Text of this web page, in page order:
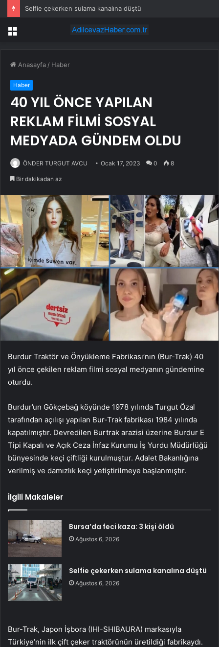
Selfie çekerken sulama kanalına düştü
Menü
Anasayfa / Haber
Haber
40 YIL ÖNCE YAPILAN
REKLAM FİLMİ SOSYAL
MEDYADA GÜNDEM OLDU
ÖNDER TURGUT AVCU Ocak 17, 2023 0 8
Bir dakikadan az
Burdur Traktör ve Önyükleme Fabrikası’nın (Bur-Trak) 40
yıl önce çekilen reklam filmi sosyal medyanın gündemine
oturdu.
Burdur’un Gökçebağ köyünde 1978 yılında Turgut Özal
tarafından açılışı yapılan Bur-Trak fabrikası 1984 yılında
kapatılmıştır. Devredilen Burtrak arazisi üzerine Burdur E
Tipi Kapalı ve Açık Ceza İnfaz Kurumu İş Yurdu Müdürlüğü
bünyesinde keçi çiftliği kurulmuştur. Adalet Bakanlığına
verilmiş ve damızlık keçi yetiştirilmeye başlanmıştır.
İlgili Makaleler
Bursa’da feci kaza: 3 kişi öldü
Ağustos 6, 2026
Selfie çekerken sulama kanalına düştü
Ağustos 6, 2026
Bur-Trak, Japon İşbora (IHI-SHIBAURA) markasıyla
Türkiye’nin ilk çift çeker traktörünün üretildiği fabrikaydı.